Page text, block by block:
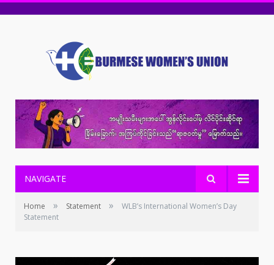
NAVIGATE
Home » Statement »
WLB’s International Women’s Day
Statement